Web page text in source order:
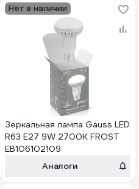
Нет в наличии
Зеркальная лампа Gauss LED
R63 E27 9W 2700K FROST
EB106102109
Аналоги